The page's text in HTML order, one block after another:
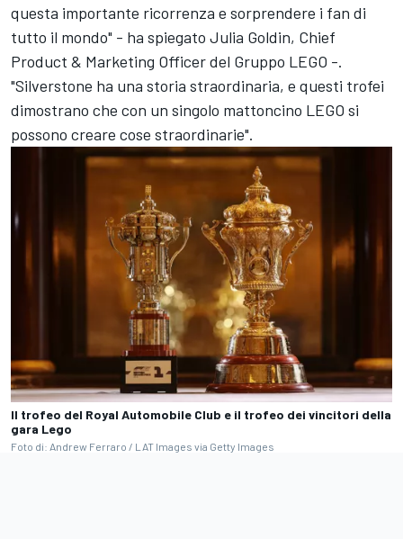
questa importante ricorrenza e sorprendere i fan di
tutto il mondo" - ha spiegato Julia Goldin, Chief
Product & Marketing Officer del Gruppo LEGO -.
"Silverstone ha una storia straordinaria, e questi trofei
dimostrano che con un singolo mattoncino LEGO si
possono creare cose straordinarie".
Il trofeo del Royal Automobile Club e il trofeo dei vincitori della
gara Lego
Foto di: Andrew Ferraro / LAT Images via Getty Images